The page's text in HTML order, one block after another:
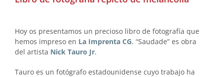
Hoy os presentamos un precioso libro de fotografía que
hemos impreso en La Imprenta CG. “Saudade” es obra
del artista Nick Tauro Jr.
Tauro es un fotógrafo estadounidense cuyo trabajo ha